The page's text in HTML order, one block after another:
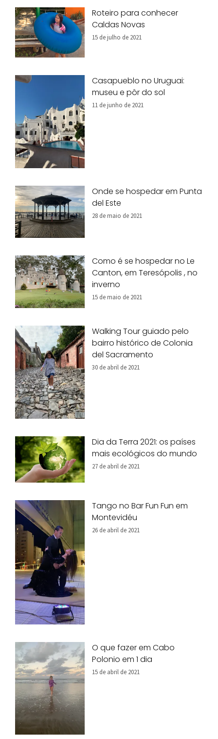
Roteiro para conhecer
Caldas Novas
15 de julho de 2021
Casapueblo no Uruguai:
museu e pôr do sol
11 de junho de 2021
Onde se hospedar em Punta
del Este
28 de maio de 2021
Como é se hospedar no Le
Canton, em Teresópolis , no
inverno
15 de maio de 2021
Walking Tour guiado pelo
bairro histórico de Colonia
del Sacramento
30 de abril de 2021
Dia da Terra 2021: os países
mais ecológicos do mundo
27 de abril de 2021
Tango no Bar Fun Fun em
Montevidéu
26 de abril de 2021
O que fazer em Cabo
Polonio em 1 dia
15 de abril de 2021